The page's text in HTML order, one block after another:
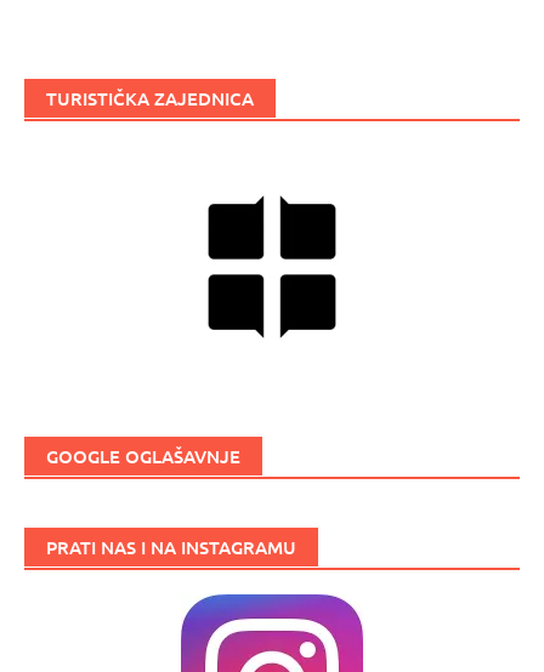
TURISTIČKA ZAJEDNICA
GOOGLE OGLAŠAVNJE
PRATI NAS I NA INSTAGRAMU